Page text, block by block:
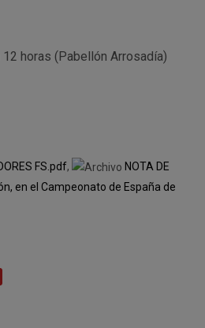
12 horas (Pabellón Arrosadía)
FS.pdf,
NOTA DE
en el Campeonato de España de